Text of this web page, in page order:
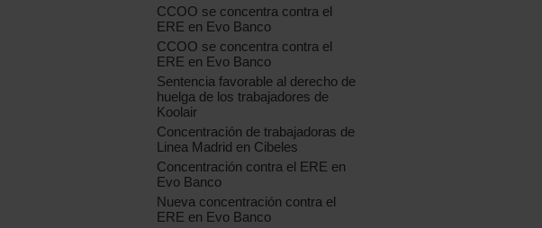
CCOO se concentra contra el
ERE en Evo Banco
CCOO se concentra contra el
ERE en Evo Banco
Sentencia favorable al derecho de
huelga de los trabajadores de
Koolair
Concentración de trabajadoras de
Linea Madrid en Cibeles
Concentración contra el ERE en
Evo Banco
Nueva concentración contra el
ERE en Evo Banco